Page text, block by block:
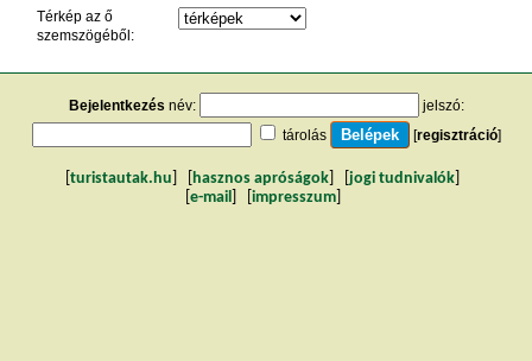
Térkép az ő
szemszögéből:
Bejelentkezés név:
jelszó:
tárolás
[regisztráció]
turistautak.hu hasznos apróságok jogi tudnivalók
e-mail impresszum]